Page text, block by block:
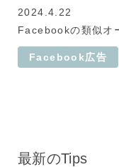
2024.4.22
Facebookの類似オ
Facebook広告
最新のTips